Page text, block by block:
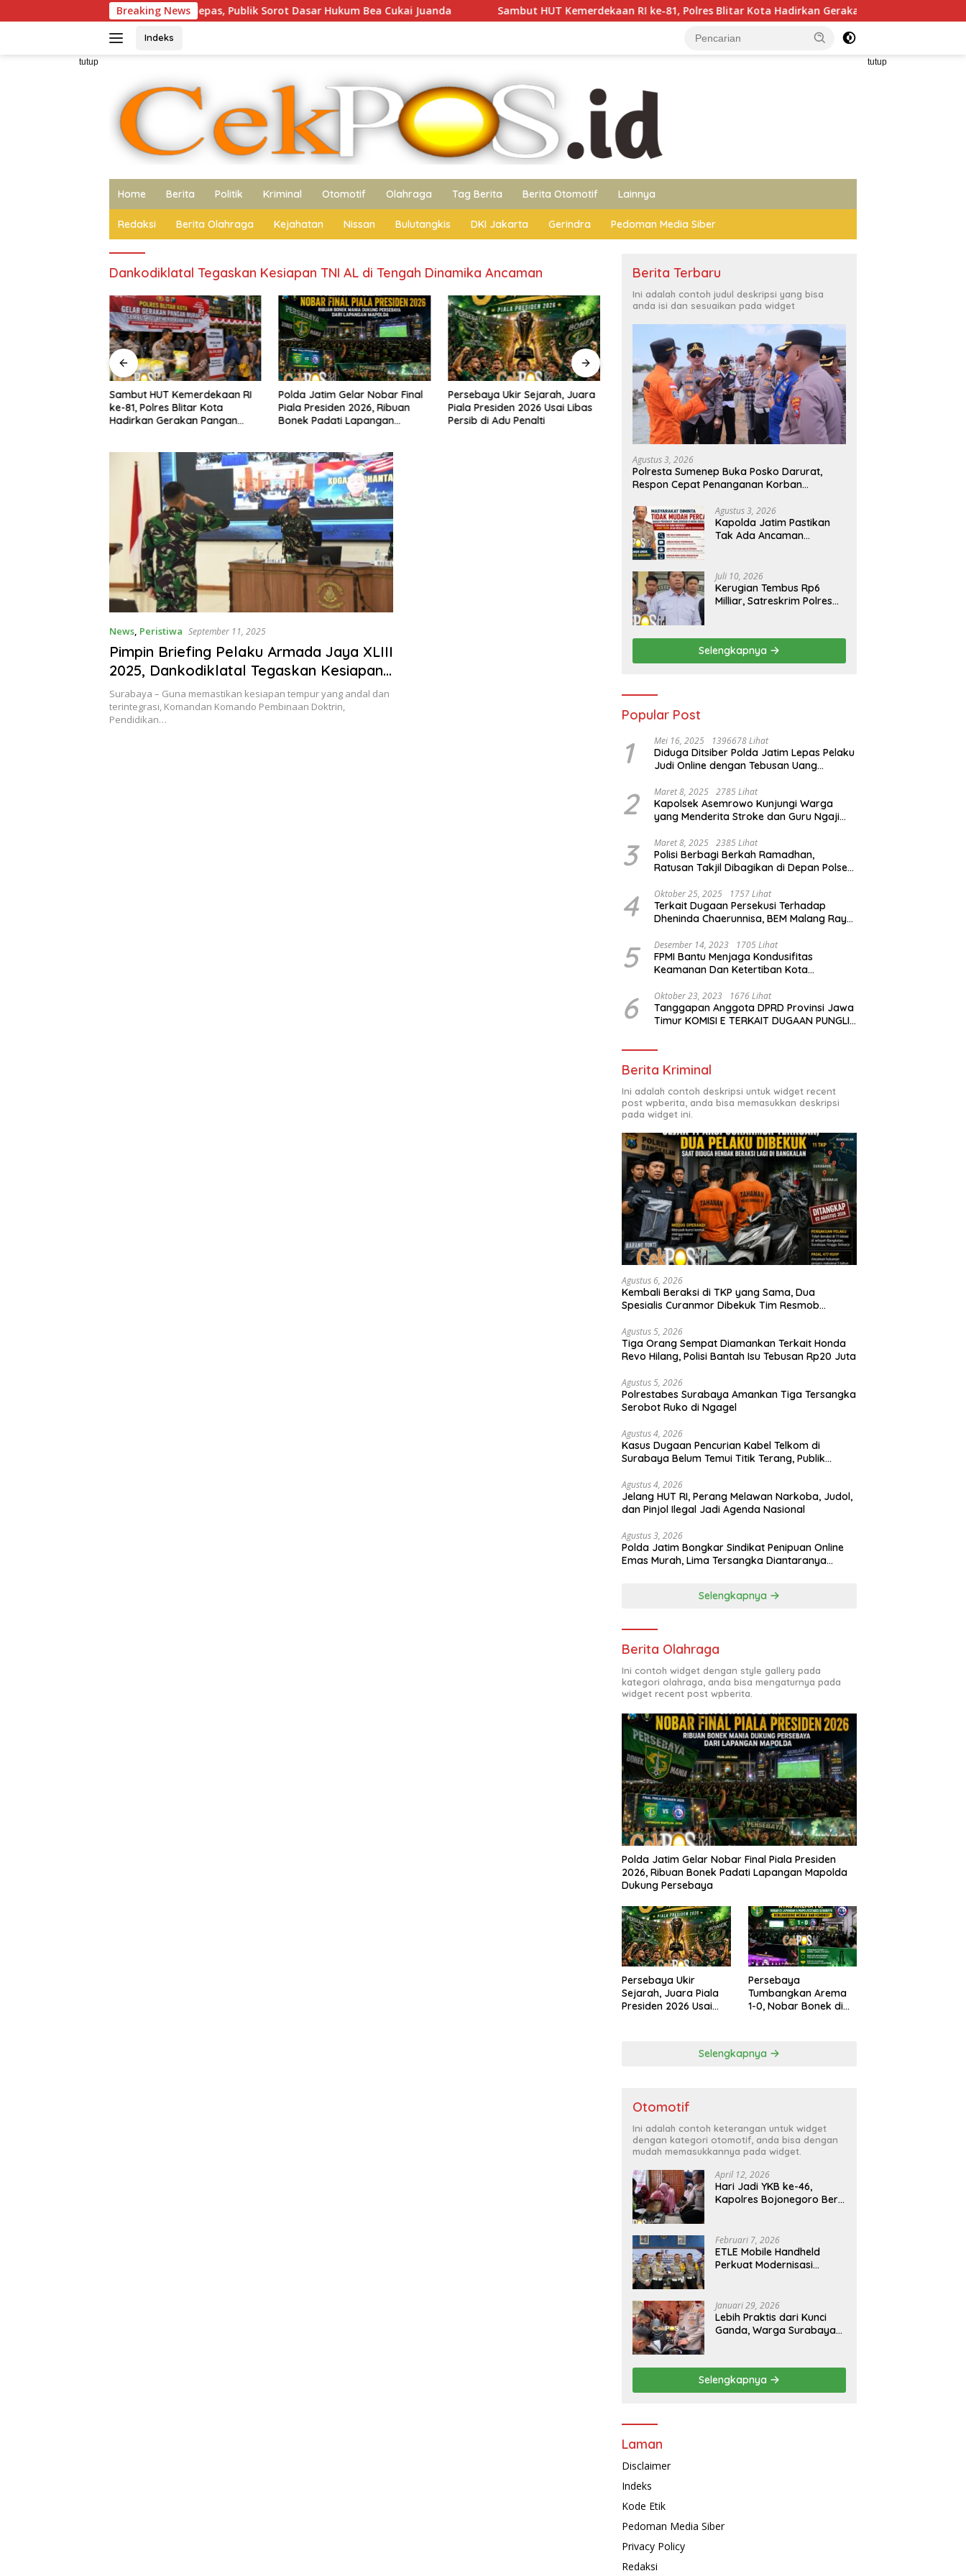
ke
Breaking News
Rokok Ilegal Dilepas, Publik Sorot Dasar Hukum Bea Cukai Juanda Sambut HUT Kemerdekaan RI ke-81, Polres Blitar Kota Hadirkan Gerakan Pangan Murah untuk Masyarakat
Indeks
tutup tutup
Home Berita Politik Kriminal Otomotif Olahraga Tag Berita Berita Otomotif Lainnya
Redaksi Berita Olahraga Kejahatan Nissan Bulutangkis DKI Jakarta Gerindra Pedoman Media Siber
Dankodiklatal Tegaskan Kesiapan TNI AL di Tengah Dinamika Ancaman
Polda Jatim Gelar Nobar Final
Piala Presiden 2026, Ribuan
Bonek Padati Lapangan
Persebaya Ukir Sejarah, Juara
Piala Presiden 2026 Usai Libas
Persib di Adu Penalti
Kembali Beraksi di TKP yang
Sama, Dua Spesialis Curanmor
Dibekuk Tim Resmob
SP2HP Terbit, Terduga Belum
Ditindak, Ibu Korban Tagih
Kepastian Hukum ke Polres
Tanjung Perak
Penggantian Kapolri
“Dihembus Oleh Pihak Pihak
Terganggu Kenyamanannya”
News Peristiwa September 11, 2025
Pimpin Briefing Pelaku Armada Jaya XLIII
2025, Dankodiklatal Tegaskan Kesiapan
TNI AL di Tengah Dinamika Ancaman
Surabaya – Guna memastikan kesiapan tempur yang andal dan
terintegrasi, Komandan Komando Pembinaan Doktrin,
Pendidikan…
Berita Terbaru
Ini adalah contoh judul deskripsi yang bisa
anda isi dan sesuaikan pada widget
Agustus 3, 2026
Polresta Sumenep Buka Posko Darurat,
Respon Cepat Penanganan Korban
Agustus 3, 2026
Kapolda Jatim Pastikan
Tak Ada Ancaman
Percaya Hoaks
Juli 10, 2026
Kerugian Tembus Rp6
Milliar, Satreskrim Polres
Arisan Bodong
Selengkapnya
Popular Post
1 Mei 16, 2025 1396678 Lihat
Diduga Ditsiber Polda Jatim Lepas Pelaku
Judi Online dengan Tebusan Uang
2 Maret 8, 2025 2785 Lihat
Kapolsek Asemrowo Kunjungi Warga
yang Menderita Stroke dan Guru Ngaji
3 Maret 8, 2025 2385 Lihat
Polisi Berbagi Berkah Ramadhan,
Ratusan Takjil Dibagikan di Depan Polsek
4 Oktober 25, 2025 1757 Lihat
Terkait Dugaan Persekusi Terhadap
Dheninda Chaerunnisa, BEM Malang Raya
5 Desember 14, 2023 1705 Lihat
FPMI Bantu Menjaga Kondusifitas
Keamanan Dan Ketertiban Kota
6 Oktober 23, 2023 1676 Lihat
Tanggapan Anggota DPRD Provinsi Jawa
Timur KOMISI E TERKAIT DUGAAN PUNGLI
Berita Kriminal
Ini adalah contoh deskripsi untuk widget recent
post wpberita, anda bisa memasukkan deskripsi
pada widget ini.
Agustus 6, 2026
Kembali Beraksi di TKP yang Sama, Dua
Spesialis Curanmor Dibekuk Tim Resmob
Agustus 5, 2026
Tiga Orang Sempat Diamankan Terkait Honda
Revo Hilang, Polisi Bantah Isu Tebusan Rp20 Juta
Agustus 5, 2026
Polrestabes Surabaya Amankan Tiga Tersangka
Serobot Ruko di Ngagel
Agustus 4, 2026
Kasus Dugaan Pencurian Kabel Telkom di
Surabaya Belum Temui Titik Terang, Publik
Agustus 4, 2026
Jelang HUT RI, Perang Melawan Narkoba, Judol,
dan Pinjol Ilegal Jadi Agenda Nasional
Agustus 3, 2026
Polda Jatim Bongkar Sindikat Penipuan Online
Emas Murah, Lima Tersangka Diantaranya
Selengkapnya
Berita Olahraga
Ini contoh widget dengan style gallery pada
kategori olahraga, anda bisa mengaturnya pada
widget recent post wpberita.
Polda Jatim Gelar Nobar Final Piala Presiden
2026, Ribuan Bonek Padati Lapangan Mapolda
Dukung Persebaya
Persebaya Ukir
Sejarah, Juara Piala
Presiden 2026 Usai
Persebaya
Tumbangkan Arema
1-0, Nobar Bonek di
Selengkapnya
Otomotif
Ini adalah contoh keterangan untuk widget
dengan kategori otomotif, anda bisa dengan
mudah memasukkannya pada widget.
April 12, 2026
Hari Jadi YKB ke-46,
Kapolres Bojonegoro Beri
Februari 7, 2026
ETLE Mobile Handheld
Perkuat Modernisasi
Januari 29, 2026
Lebih Praktis dari Kunci
Ganda, Warga Surabaya
Polrestabes Surabaya
Selengkapnya
Laman
Disclaimer
Indeks
Kode Etik
Pedoman Media Siber
Privacy Policy
Redaksi